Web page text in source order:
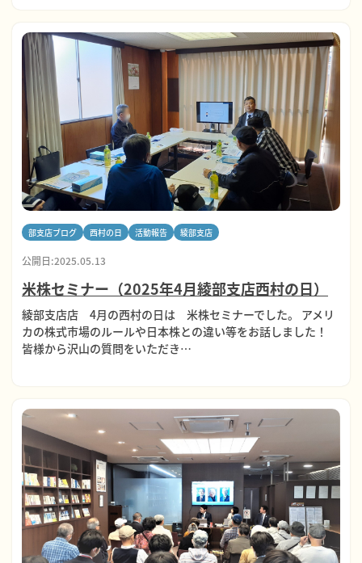
部支店ブログ 西村の日 活動報告 綾部支店
公開日:2025.05.13
米株セミナー（2025年4月綾部支店西村の日）
綾部支店店 4月の西村の日は 米株セミナーでした。 アメリ
カの株式市場のルールや日本株との違い等をお話しました！
皆様から沢山の質問をいただき…